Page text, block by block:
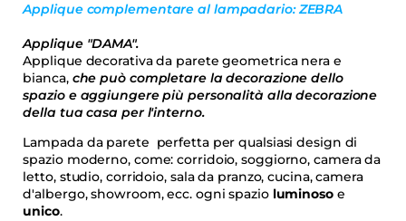
Applique complementare al lampadario: ZEBRA
Applique "DAMA".
Applique decorativa da parete geometrica nera e
bianca, che può completare la decorazione dello
spazio e aggiungere più personalità alla decorazione
della tua casa per l'interno.
Lampada da parete perfetta per qualsiasi design di
spazio moderno, come: corridoio, soggiorno, camera da
letto, studio, corridoio, sala da pranzo, cucina, camera
d'albergo, showroom, ecc.ogni spazio luminosoe
unico.